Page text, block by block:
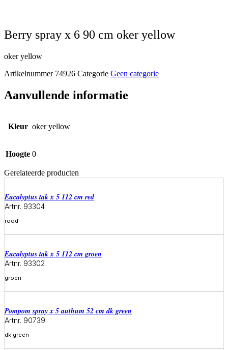
berry spray x 6 90 cm oker yellow
oker yellow
Artikelnummer 74926 Categorie Geen categorie
Aanvullende informatie
Kleur oker yellow
Hoogte 0
Gerelateerde producten
eucalyptus tak x 5 112 cm red
Artnr. 93304
rood
eucalyptus tak x 5 112 cm groen
Artnr. 93302
groen
Meer informatie
pompom spray x 5 authum 52 cm dk green
Artnr. 90739
dk green
Meer informatie